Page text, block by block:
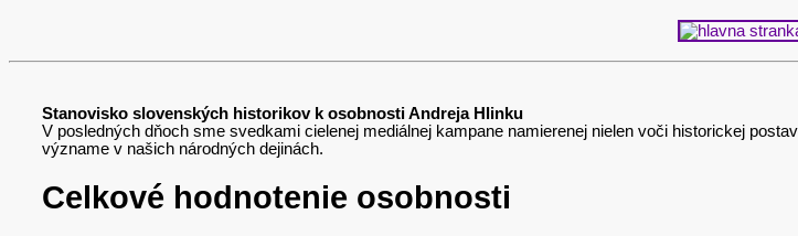
Stanovisko slovenských historikov k osobnosti Andreja Hlinku
V posledných dňoch sme svedkami cielenej mediálnej kampane namierenej nielen voči historickej
význame v našich národných dejinách.
Celkové hodnotenie osobnosti